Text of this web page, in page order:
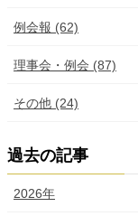
例会報 (62)
理事会・例会 (87)
その他 (24)
過去の記事
2026年